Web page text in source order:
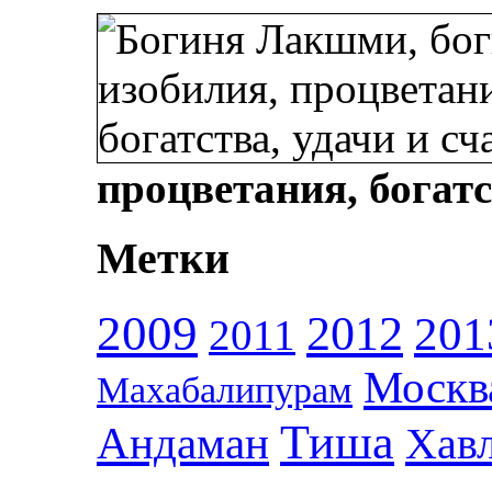
процветания,
Метки
2009 2011 2012
Махабалипурам
Андаман Тиша